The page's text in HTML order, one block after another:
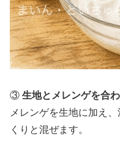
③ 生地とメレンゲを合
メレンゲを生地に加え
くりと混ぜます。